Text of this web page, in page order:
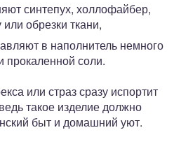
синтепух, холлофайбер,
обрезки ткани,
в наполнитель немного
прокаленной соли.
или страз сразу испортит
такое изделие должно
быт и домашний уют.